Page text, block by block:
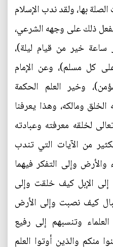
بها، ولقد ندب الإسلام
ذلك على وجهه الشرعي،
خير من قيام ليلة)،
كل مسلم)، وعن الإمام
وخير العلم الحكمة
الخلق ومالكه، وهذا يعرفنا
لخلقه معرفته وعبادته
من الآيات التي تندب
والأرض وإلى التفكر فيهما
إلى الإبل كيف خلقت وإلى
كيف نصبت وإلى الأرض
وتنسبهم إلى رفيع
منكم والذين أوتوا العلم